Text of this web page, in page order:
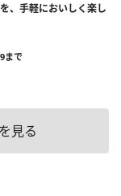
、手軽においしく楽し
まで
見る